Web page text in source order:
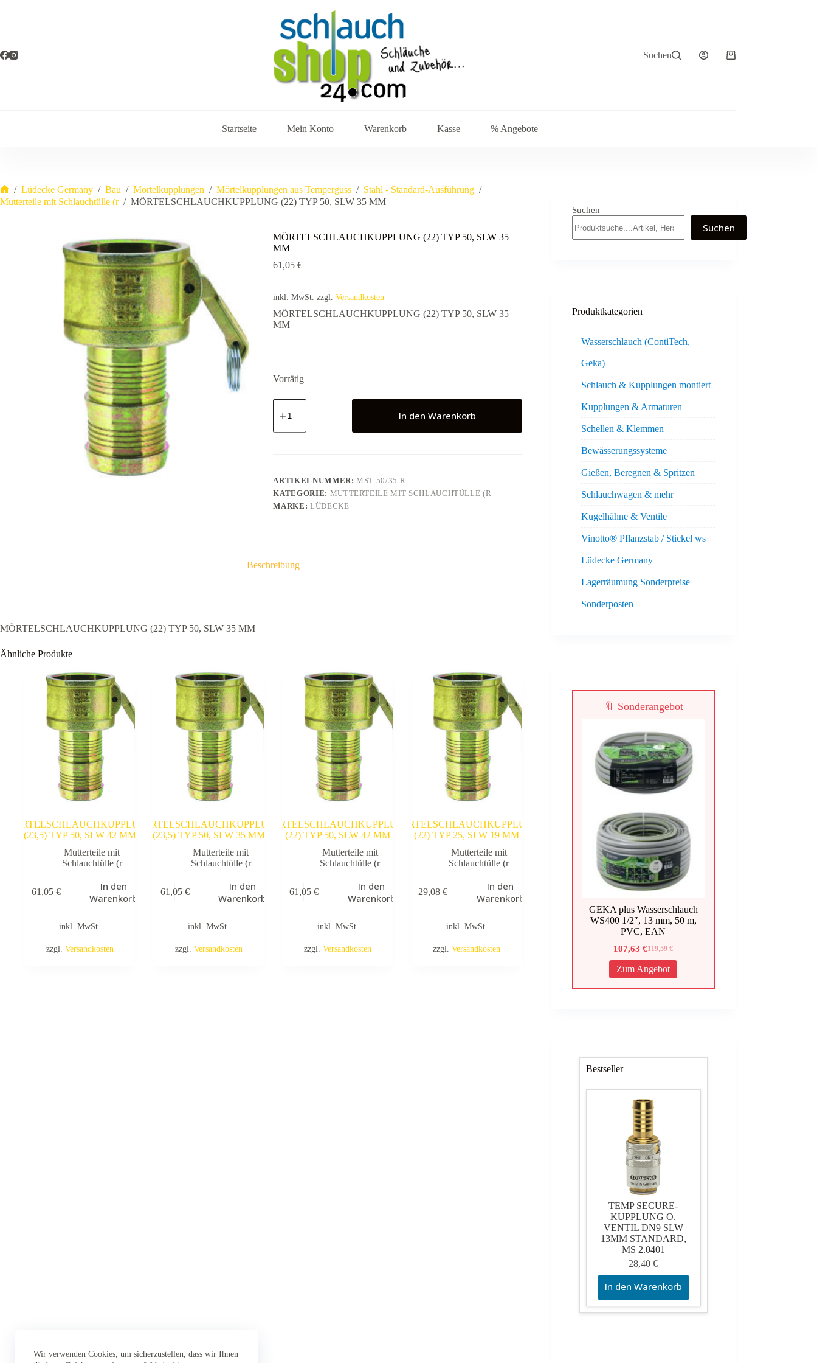
Wir verwenden Cookies, um sicherzustellen, dass wir Ihnen
Suchen Warenkorb
Startseite Mein Konto Warenkorb Kasse % Angebote
Start
/ Lüdecke Germany / Bau / Mörtelkupplungen / Mörtelkupplungen aus Temperguss / Stahl - Standard-Ausführung /
Mutterteile mit Schlauchtülle (r / MÖRTELSCHLAUCHKUPPLUNG (22) TYP 50, SLW 35 MM
MÖRTELSCHLAUCHKUPPLUNG (22) TYP 50, SLW 35
MM
61,05€
inkl. MwSt. zzgl.Versandkosten
MÖRTELSCHLAUCHKUPPLUNG (22) TYP 50, SLW 35
MM
Vorrätig
MÖRTELSCHLAUCHKUPPLUNG
(22)
50,
Menge
In den Warenkorb
ARTIKELNUMMER:MST 50/35 R
KATEGORIE: MUTTERTEILE MIT SCHLAUCHTÜLLE (R
MARKE: LÜDECKE
Beschreibung
MÖRTELSCHLAUCHKUPPLUNG (22) TYP 50, SLW 35 MM
Ähnliche Produkte
MÖRTELSCHLAUCHKUPPLUNG
(23,5) TYP 50, SLW 42 MM
Mutterteile mit
Schlauchtülle (r
61,05 €
In den
Warenkorb
inkl. MwSt.
zzgl. Versandkosten
MÖRTELSCHLAUCHKUPPLUNG
(23,5) TYP 50, SLW 35 MM
Mutterteile mit
Schlauchtülle (r
61,05 €
In den
Warenkorb
inkl. MwSt.
zzgl. Versandkosten
MÖRTELSCHLAUCHKUPPLUNG
(22) TYP 50, SLW 42 MM
Mutterteile mit
Schlauchtülle (r
61,05 €
In den
Warenkorb
inkl. MwSt.
zzgl. Versandkosten
MÖRTELSCHLAUCHKUPPLUNG
(22) TYP 25, SLW 19 MM
Mutterteile mit
Schlauchtülle (r
29,08€
In den
Warenkorb
inkl. MwSt.
zzgl.Versandkosten
Suchen
Suchen
Produktkategorien
Wasserschlauch (ContiTech,
Geka)
Schlauch & Kupplungen montiert
Kupplungen & Armaturen
Schellen & Klemmen
Bewässerungssysteme
Gießen, Beregnen & Spritzen
Schlauchwagen & mehr
Kugelhähne & Ventile
Vinotto® Pflanzstab / Stickel ws
Lüdecke Germany
Lagerräumung Sonderpreise
Sonderposten
🔖 Sonderangebot
GEKA plus Wasserschlauch
WS400 1/2″, 13 mm, 50 m,
PVC, EAN
119,59€
Ursprünglicher
Preis
war:
119,59 €
107,63€
Aktueller
Preis
ist:
107,63 €.
Zum Angebot
Bestseller
TEMP SECURE-
KUPPLUNG O.
VENTIL DN9 SLW
13MM STANDARD,
MS 2.0401
28,40€
In den Warenkorb